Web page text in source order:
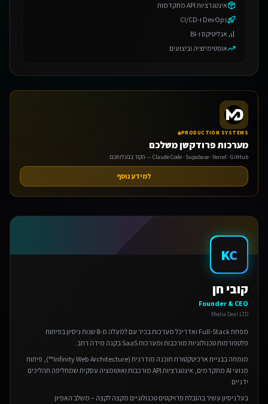
אינטגרציות API מתקדמות
DevOps ו-CI/CD
אנליטיקס ו-BI
אופטימיזציה וביצועים
PRODUCTION SYSTEMS
מערכות פרודקשן משלכם
Claude Code · Supabase · Vercel · GitHub — הקוד בבעלותכם
למידע נוסף
KC
קובי חן
Founder & CEO
Media Deal LTD
מפתח Full-Stack ואדריכל מערכות בכיר עם למעלה מ-8 שנות ניסיון בפיתוח
פלטפורמות טכנולוגיות מורכבות ומערכות SaaS בקנה מידה רחב.
מומחה בבניית ארכיטקטורת תוכנה מודרנית (Infinity Web Architecture™), פיתוח
מנועי AI מתקדמים, אינטגרציות API מורכבות ואוטומציה עסקית שמחליפה תהליכים
ידניים.
בעל ניסיון עשיר בהובלת פרויקטים טכנולוגיים מקצה לקצה – משלב האפיון